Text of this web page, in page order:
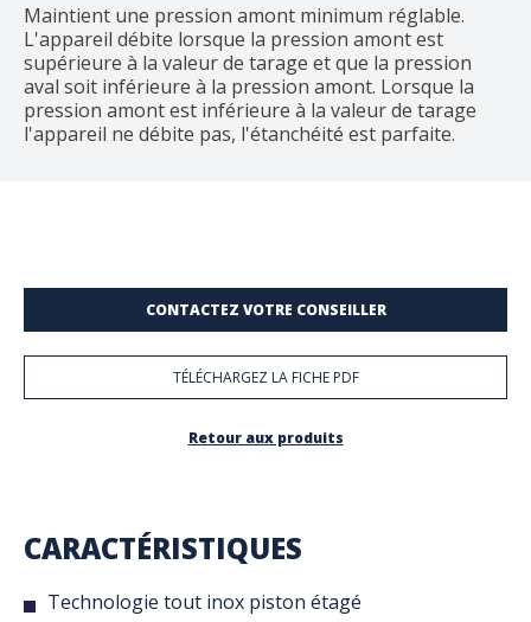
Maintient une pression amont minimum réglable.
L'appareil débite lorsque la pression amont est
supérieure à la valeur de tarage et que la pression
aval soit inférieure à la pression amont. Lorsque la
pression amont est inférieure à la valeur de tarage
l'appareil ne débite pas, l'étanchéité est parfaite.
CONTACTEZ VOTRE CONSEILLER
TÉLÉCHARGEZ LA FICHE PDF
Retour aux produits
CARACTÉRISTIQUES
Technologie tout inox piston étagé